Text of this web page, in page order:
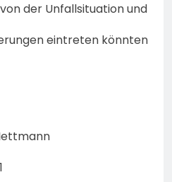
der Unfallsituation und
eintreten könnten